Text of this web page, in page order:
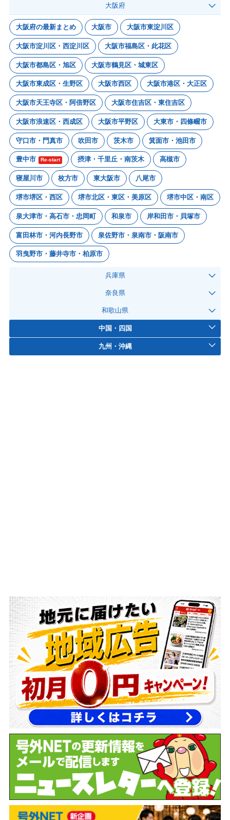
大阪府
大阪府の最新まとめ 大阪市 大阪市東淀川区
大阪市淀川区・西淀川区 大阪市福島区・此花区
大阪市都島区・旭区 大阪市鶴見区・城東区
大阪市東成区・生野区 大阪市西区 大阪市港区・大正区
大阪市天王寺区・阿倍野区 大阪市住吉区・東住吉区
大阪市浪速区・西成区 大阪市平野区 大東市・四條畷市
守口市・門真市 吹田市 茨木市 箕面市・池田市
豊中市 Re-start 摂津・千里丘・南茨木 高槻市
寝屋川市 枚方市 東大阪市 八尾市
堺市堺区・西区 堺市北区・東区・美原区 堺市中区・南区
泉大津市・高石市・忠岡町 和泉市 岸和田市・貝塚市
富田林市・河内長野市 泉佐野市・泉南市・阪南市
羽曳野市・藤井寺市・柏原市
兵庫県
奈良県
和歌山県
中国・四国
九州・沖縄